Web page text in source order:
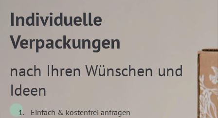
Individuelle
Verpackungen
nach Ihren Wünschen und
Ideen
Einfach & kostenfrei anfragen